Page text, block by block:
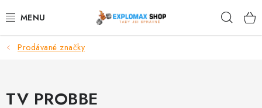
na
%AKCE
Prodávané značky
TV PROBBE